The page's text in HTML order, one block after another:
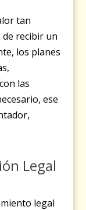
tan
recibir un
los planes
las
ese
Legal
legal